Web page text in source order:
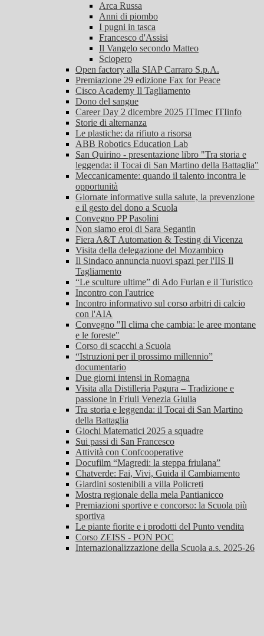
Arca Russa
Anni di piombo
I pugni in tasca
Francesco d'Assisi
Il Vangelo secondo Matteo
Sciopero
Open factory alla SIAP Carraro S.p.A.
Premiazione 29 edizione Fax for Peace
Cisco Academy Il Tagliamento
Dono del sangue
Career Day 2 dicembre 2025 ITImec ITIinfo
Storie di alternanza
Le plastiche: da rifiuto a risorsa
ABB Robotics Education Lab
San Quirino - presentazione libro "Tra storia e
leggenda: il Tocai di San Martino della Battaglia"
Meccanicamente: quando il talento incontra le
opportunità
Giornate informative sulla salute, la prevenzione
e il gesto del dono a Scuola
Convegno PP Pasolini
Non siamo eroi di Sara Segantin
Fiera A&T Automation & Testing di Vicenza
Visita della delegazione del Mozambico
Il Sindaco annuncia nuovi spazi per l'IIS Il
Tagliamento
“Le sculture ultime” di Ado Furlan e il Turistico
Incontro con l'autrice
Incontro informativo sul corso arbitri di calcio
con l'AIA
Convegno "Il clima che cambia: le aree montane
e le foreste"
Corso di scacchi a Scuola
“Istruzioni per il prossimo millennio”
documentario
Due giorni intensi in Romagna
Visita alla Distilleria Pagura – Tradizione e
passione in Friuli Venezia Giulia
Tra storia e leggenda: il Tocai di San Martino
della Battaglia
Giochi Matematici 2025 a squadre
Sui passi di San Francesco
Attività con Confcooperative
Docufilm “Magredi: la steppa friulana”
Chatverde: Fai, Vivi, Guida il Cambiamento
Giardini sostenibili a villa Policreti
Mostra regionale della mela Pantianicco
Premiazioni sportive e concorso: la Scuola più
sportiva
Le piante fiorite e i prodotti del Punto vendita
Corso ZEISS - PON POC
Internazionalizzazione della Scuola a.s. 2025-26